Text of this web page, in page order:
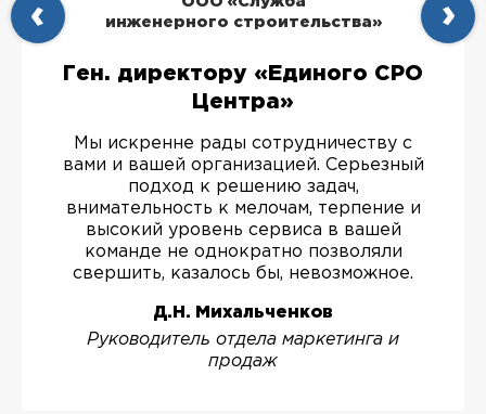
инженерного строительства»
Ген. директору «Единого СРО
Центра»
Мы искренне рады сотрудничеству с
вами и вашей организацией. Серьезный
подход к решению задач,
внимательность к мелочам, терпение и
высокий уровень сервиса в вашей
команде не однократно позволяли
свершить, казалось бы, невозможное.
Д.Н. Михальченков
Руководитель отдела маркетинга и
продаж